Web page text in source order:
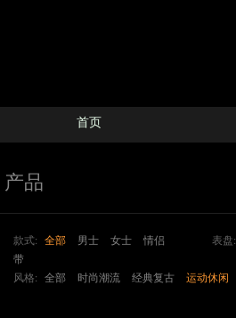
首页
产品
款式: 全部 男士 女士 情侣 表盘:
带
风格: 全部 时尚潮流 经典复古 运动休闲